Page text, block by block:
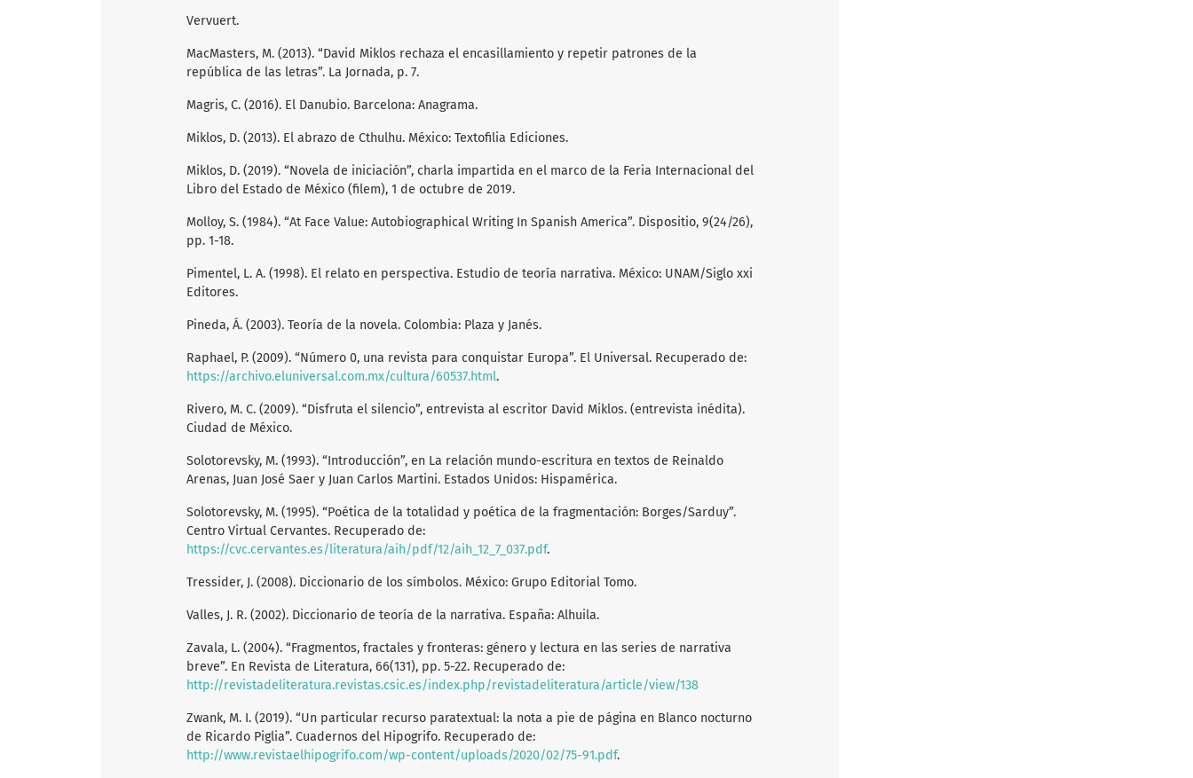
Vervuert.
MacMasters, M. (2013). “David Miklos rechaza el encasillamiento y repetir patrones de la
república de las letras”. La Jornada, p. 7.
Magris, C. (2016). El Danubio. Barcelona: Anagrama.
Miklos, D. (2013). El abrazo de Cthulhu. México: Textofilia Ediciones.
Miklos, D. (2019). “Novela de iniciación”, charla impartida en el marco de la Feria Internacional del
Libro del Estado de México (filem), 1 de octubre de 2019.
Molloy, S. (1984). “At Face Value: Autobiographical Writing In Spanish America”. Dispositio, 9(24/26),
pp. 1-18.
Pimentel, L. A. (1998). El relato en perspectiva. Estudio de teoría narrativa. México: UNAM/Siglo xxi
Editores.
Pineda, Á. (2003). Teoría de la novela. Colombia: Plaza y Janés.
Raphael, P. (2009). “Número 0, una revista para conquistar Europa”. El Universal. Recuperado de:
https://archivo.eluniversal.com.mx/cultura/60537.html.
Rivero, M. C. (2009). “Disfruta el silencio”, entrevista al escritor David Miklos. (entrevista inédita).
Ciudad de México.
Solotorevsky, M. (1993). “Introducción”, en La relación mundo-escritura en textos de Reinaldo
Arenas, Juan José Saer y Juan Carlos Martini. Estados Unidos: Hispamérica.
Solotorevsky, M. (1995). “Poética de la totalidad y poética de la fragmentación: Borges/Sarduy”.
Centro Virtual Cervantes. Recuperado de:
https://cvc.cervantes.es/literatura/aih/pdf/12/aih_12_7_037.pdf.
Tressider, J. (2008). Diccionario de los símbolos. México: Grupo Editorial Tomo.
Valles, J. R. (2002). Diccionario de teoría de la narrativa. España: Alhuila.
Zavala, L. (2004). “Fragmentos, fractales y fronteras: género y lectura en las series de narrativa
breve”. En Revista de Literatura, 66(131), pp. 5-22. Recuperado de:
http://revistadeliteratura.revistas.csic.es/index.php/revistadeliteratura/article/view/138
Zwank, M. I. (2019). “Un particular recurso paratextual: la nota a pie de página en Blanco nocturno
de Ricardo Piglia”. Cuadernos del Hipogrifo. Recuperado de:
http://www.revistaelhipogrifo.com/wp-content/uploads/2020/02/75-91.pdf.